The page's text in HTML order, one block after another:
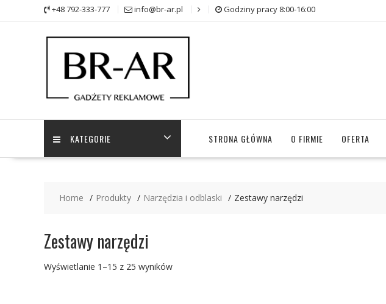
+48 792-333-777 info@br-ar.pl Godziny pracy 8:00-16:00
KATEGORIE STRONA GŁÓWNA O FIRMIE OFERTA
Home Produkty Narzędzia i odblaski Zestawy narzędzi
Zestawy narzędzi
Wyświetlanie 1–15 z 25 wyników